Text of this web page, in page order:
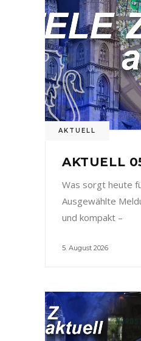
AKTUELL
AKTUELL
Was sorgt heute
Ausgewählte
und kompakt –
5. August 2026